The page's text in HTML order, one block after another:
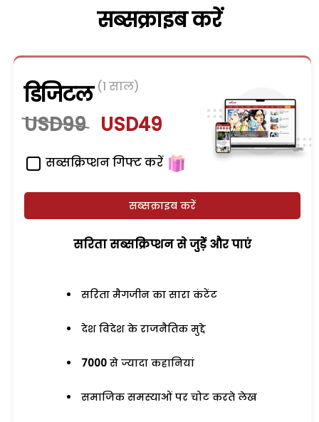
सब्सक्राइब करें
डिजिटल (1 साल)
USD99 USD49
सब्सक्रिप्शन गिफ्ट करें
सब्सक्राइब करें
सरिता सब्सक्रिप्शन से जुड़ेें और पाएं
सरिता मैगजीन का सारा कंटेंट
देश विदेश के राजनैतिक मुद्दे
7000 से ज्यादा कहानियां
समाजिक समस्याओं पर चोट करते लेख